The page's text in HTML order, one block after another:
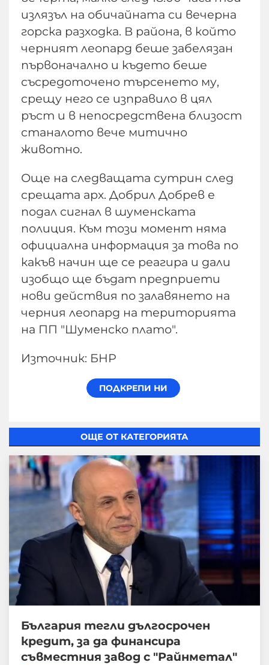
излязъл на обичайната си вечерна
горска разходка. В района, в който
черният леопард беше забелязан
първоначално и където беше
съсредоточено търсенето му,
срещу него се изправило в цял
ръст и в непосредствена близост
станалото вече митично
животно.
Още на следващата сутрин след
срещата арх. Добрил Добрев е
подал сигнал в шуменската
полиция. Към този момент няма
официална информация за това по
какъв начин ще се реагира и дали
изобщо ще бъдат предприети
нови действия по залавянето на
черния леопард на територията
на ПП "Шуменско плато".
Източник: БНР
ОЩЕ ОТ КАТЕГОРИЯТА
България тегли дългосрочен
кредит, за да финансира
съвместния завод с "Райнметал"